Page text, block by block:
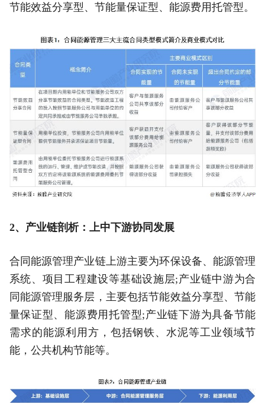
节能效益分享型、节能量保证型、能源费用托管型。
2、产业链剖析：上中下游协同发展
合同能源管理产业链上游主要为环保设备、能源管理
系统、项目工程建设等基础设施层;产业链中游为合
同能源管理服务层，主要包括节能效益分享型、节能
量保证型、能源费用托管型;产业链下游为具备节能
需求的能源利用方，包括钢铁、水泥等工业领域节
能，公共机构节能等。